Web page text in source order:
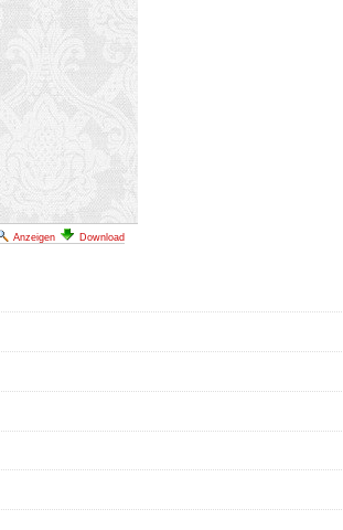
Anzeigen Download